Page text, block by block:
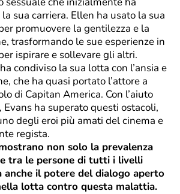
sua carriera. Ellen ha usato la sua
promuovere la gentilezza e la
trasformando le sue esperienze in
ispirare e sollevare gli altri.
ha condiviso la sua lotta con l’ansia e
che ha quasi portato l’attore a
di Capitan America. Con l’aiuto
ha superato questi ostacoli,
degli eroi più amati del cinema e
regista.
non solo la prevalenza
tra le persone di tutti i livelli
anche il potere del dialogo aperto
lotta contro questa malattia.